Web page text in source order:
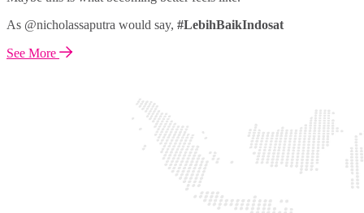
As @nicholassaputra would say, #LebihBaikIndosat
See More